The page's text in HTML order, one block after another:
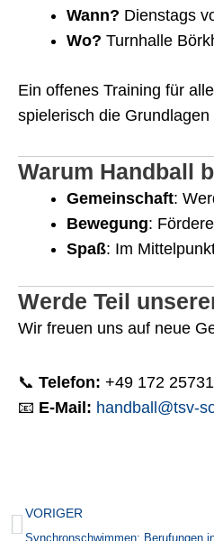
Wann? Dienstags
Wo? Turnhalle
Ein offenes Training für
spielerisch die
Warum Handball
Gemeinschaft:
Bewegung:
Spaß: Im
Werde Teil
Wir freuen uns auf neue
📞 Telefon: +49 172
📧 E-Mail: handball@tsv-
Zurück
VORIGER
Synchronschwimmen: Berufungen